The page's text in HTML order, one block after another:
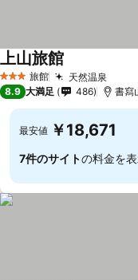
3 ホテルのランク
旅館 天然温泉
上山旅館
8.9 大満足 486 書寫
最安値 ￥18,671
7件のサイトの料金を